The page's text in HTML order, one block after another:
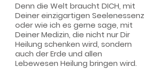
Denn die Welt braucht DICH, mit
Deiner einzigartigen Seelenessenz
oder wie ich es gerne sage, mit
Deiner Medizin, die nicht nur Dir
Heilung schenken wird, sondern
auch der Erde und allen
Lebewesen Heilung bringen wird.